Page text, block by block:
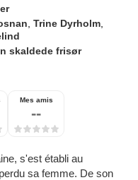
,Trine Dyrholm
skaldede frisør
Mes amis
--
s'est établi au
sa femme. De son